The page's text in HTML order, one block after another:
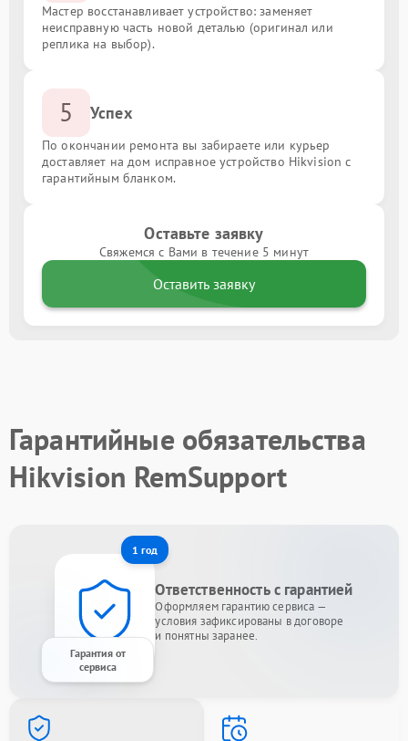
Мастер восстанавливает устройство: заменяет
неисправную часть новой деталью (оригинал или
реплика на выбор).
5 Успех
По окончании ремонта вы забираете или курьер
доставляет на дом исправное устройство Hikvision с
гарантийным бланком.
Оставьте заявку
Свяжемся с Вами в течение 5 минут
Оставить заявку
Гарантийные обязательства
Hikvision RemSupport
1 год
Гарантия от
сервиса
Ответственность с гарантией
Оформляем гарантию сервиса —
условия зафиксированы в договоре
и понятны заранее.